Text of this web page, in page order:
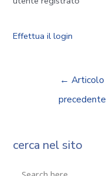
Effettua il login
← Articolo
precedente
cerca nel sito